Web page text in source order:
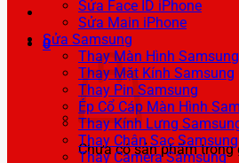
0
Chưa có sản phẩm trong
Sửa Face ID iPhone
Sửa Main iPhone
Sửa Samsung
Thay Màn Hình Samsung
Thay Mặt Kính Samsung
Thay Pin Samsung
Ép Cổ Cáp Màn Hình
Thay Kính Lưng
Thay Chân Sạc Samsung
Thay Camera Samsung